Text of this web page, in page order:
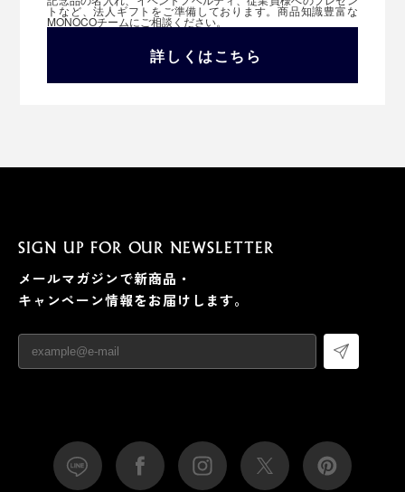
トなど、法人ギフトをご準備しております。商品知識豊富な
MONOCOチームにご相談ください。
詳しくはこちら
SIGN UP FOR OUR NEWSLETTER
メールマガジンで新商品・
キャンペーン情報をお届けします。